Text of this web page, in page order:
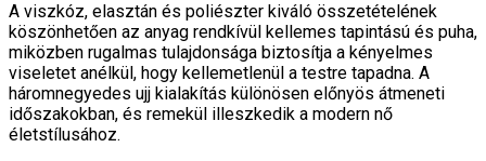
A viszkóz, elasztán és poliészter kiváló összetételének
köszönhetően az anyag rendkívül kellemes tapintású és puha,
miközben rugalmas tulajdonsága biztosítja a kényelmes
viseletet anélkül, hogy kellemetlenül a testre tapadna. A
háromnegyedes ujj kialakítás különösen előnyös átmeneti
időszakokban, és remekül illeszkedik a modern nő
életstílusához.